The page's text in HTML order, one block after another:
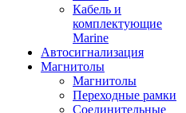
Кабель и
комплектующие
Marine
Автосигнализация
Магнитолы
Магнитолы
Переходные рамки
Соединительные